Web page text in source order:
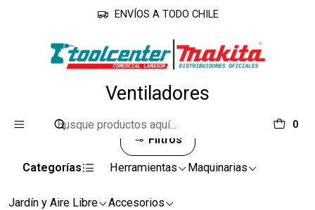
0
Categorías Herramientas Maquinarias
Jardín y Aire Libre Accesorios
ENVÍOS A TODO CHILE
Inicio Línea Industrial Ventiladores
Ventiladores
Filtros